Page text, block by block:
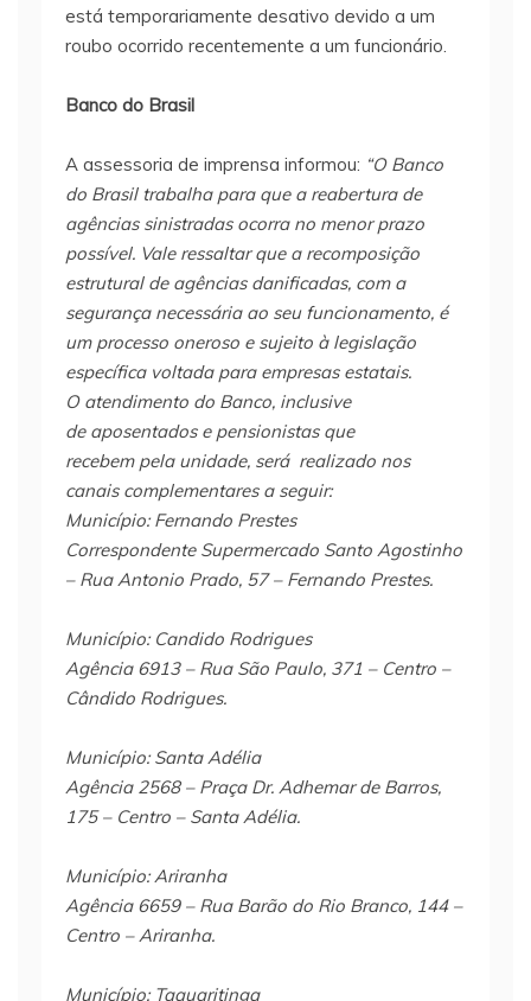
está temporariamente desativo devido a um
roubo ocorrido recentemente a um funcionário.
Banco do Brasil
A assessoria de imprensa informou: “O Banco
do Brasil trabalha para que a reabertura de
agências sinistradas ocorra no menor prazo
possível. Vale ressaltar que a recomposição
estrutural de agências danificadas, com a
segurança necessária ao seu funcionamento, é
um processo oneroso e sujeito à legislação
específica voltada para empresas estatais.
O atendimento do Banco, inclusive
de aposentados e pensionistas que
recebem pela unidade, será realizado nos
canais complementares a seguir:
Município: Fernando Prestes
Correspondente Supermercado Santo Agostinho
– Rua Antonio Prado, 57 – Fernando Prestes.
Município: Candido Rodrigues
Agência 6913 – Rua São Paulo, 371 – Centro –
Cândido Rodrigues.
Município: Santa Adélia
Agência 2568 – Praça Dr. Adhemar de Barros,
175 – Centro – Santa Adélia.
Município: Ariranha
Agência 6659 – Rua Barão do Rio Branco, 144 –
Centro – Ariranha.
Município: Taquaritinga